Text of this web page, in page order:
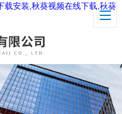
载安装,秋葵视频在线下载,秋葵